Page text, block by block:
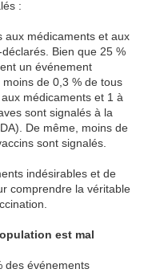
:
aux médicaments et aux
Bien que 25 %
un événement
de 0,3 % de tous
médicaments et 1 à
sont signalés à la
De même, moins de
sont signalés.
indésirables et de
comprendre la véritable
est mal
des événements